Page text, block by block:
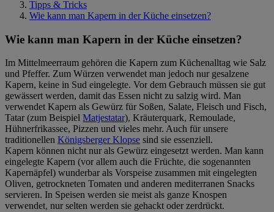
Tipps & Tricks
Wie kann man Kapern in der Küche einsetzen?
Wie kann man Kapern in der Küche einsetzen?
Im Mittelmeerraum gehören die Kapern zum Küchenalltag wie Salz
und Pfeffer. Zum Würzen verwendet man jedoch nur gesalzene
Kapern, keine in Sud eingelegte. Vor dem Gebrauch müssen sie gut
gewässert werden, damit das Essen nicht zu salzig wird. Man
verwendet Kapern als Gewürz für Soßen, Salate, Fleisch und Fisch,
Tatar (zum Beispiel Matjestatar), Kräuterquark, Remoulade,
Hühnerfrikassee, Pizzen und vieles mehr. Auch für unsere
traditionellen Königsberger Klopse sind sie essenziell.
Kapern können nicht nur als Gewürz eingesetzt werden. Man kann
eingelegte Kapern (vor allem auch die Früchte, die sogenannten
Kapernäpfel) wunderbar als Vorspeise zusammen mit eingelegten
Oliven, getrockneten Tomaten und anderen mediterranen Snacks
servieren. In Speisen werden sie meist als ganze Knospen
verwendet, nur selten werden sie gehackt oder zerdrückt.